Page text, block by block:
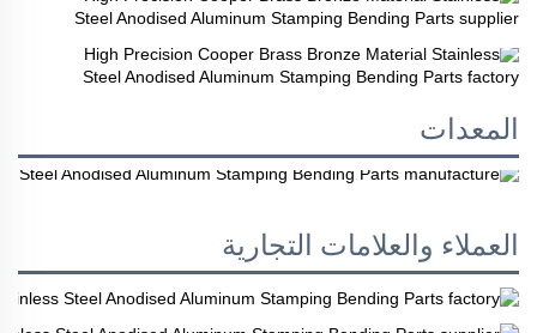
المعدات
العملاء والعلامات التجارية